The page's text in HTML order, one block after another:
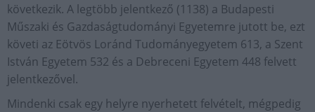
következik. A legtöbb jelentkező (1138) a Budapesti
Műszaki és Gazdaságtudományi Egyetemre jutott be, ezt
követi az Eötvös Loránd Tudományegyetem 613, a Szent
István Egyetem 532 és a Debreceni Egyetem 448 felvett
jelentkezővel.
Mindenki csak egy helyre nyerhetett felvételt, mégpedig